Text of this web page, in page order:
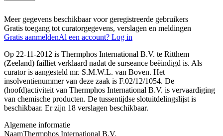
Meer gegevens beschikbaar voor geregistreerde gebruikers
Gratis toegang tot curatorgegevens, verslagen en meldingen
Gratis aanmeldenAl een account? Log in
Op 22-11-2012 is Thermphos International B.V. te Ritthem
(Zeeland) failliet verklaard nadat de surseance beëindigd is. Als
curator is aangesteld mr. S.M.W.L. van Boven. Het
insolventienummer van deze zaak is F.02/12/1054. De
(hoofd)activiteit van Thermphos International B.V. is vervaardiging
van chemische producten. De tussentijdse slotuitdelingslijst is
beschikbaar. Er zijn 18 verslagen beschikbaar.
Algemene informatie
NaamThermphos International B.V.